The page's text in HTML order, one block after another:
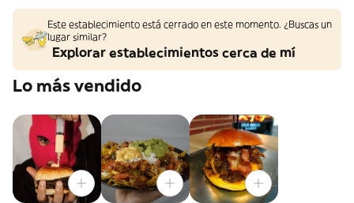
Este establecimiento está cerrado en este momento. ¿Buscas un
lugar similar?
Explorar establecimientos cerca de mí
Lo más vendido